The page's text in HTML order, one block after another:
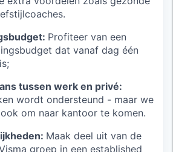
Profiteer van een
dat vanaf dag één
tussen werk en privé:
wordt ondersteund - maar we
om naar kantoor te komen.
Maak deel uit van de
groep in een established